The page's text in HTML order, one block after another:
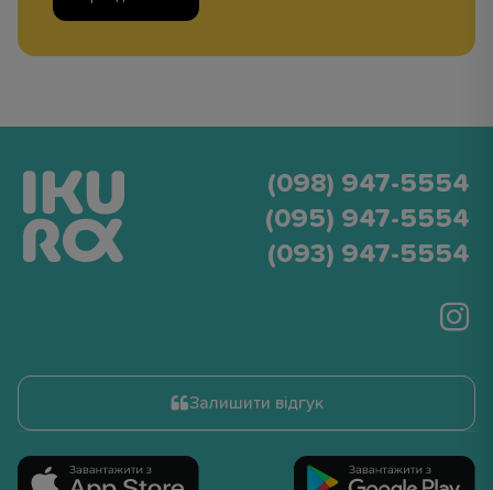
(098) 947-5554
(095) 947-5554
(093) 947-5554
Залишити відгук